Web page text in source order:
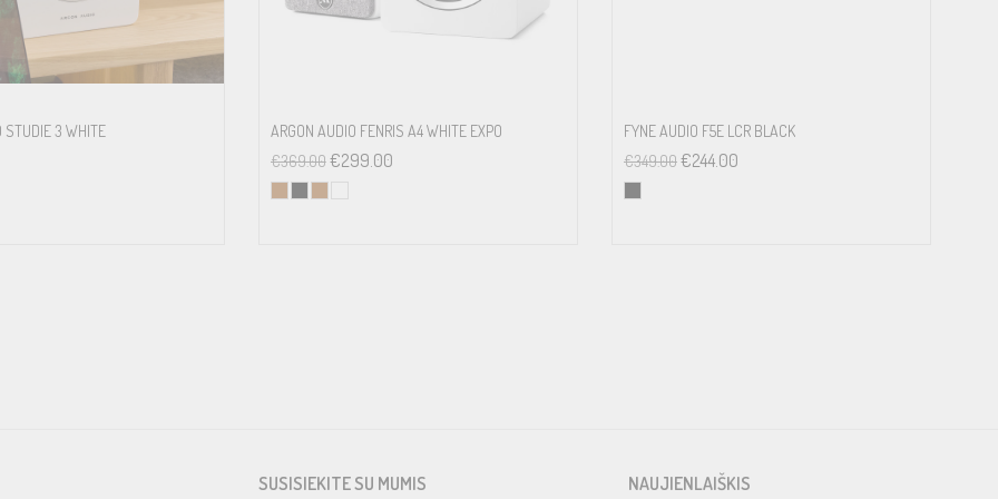
STUDIE 3 WHITE
ARGON AUDIO FENRIS A4 WHITE EXPO
€369.00 €299.00
FYNE AUDIO F5E LCR BLACK
€349.00€244.00
SUSISIEKITE SU MUMIS NAUJIENLAIŠKIS